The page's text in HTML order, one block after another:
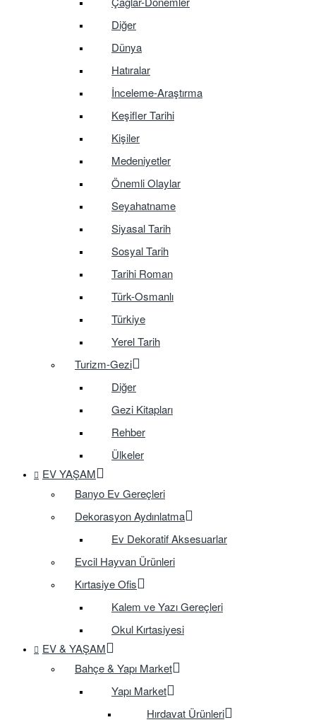
Diğer
Dünya
Hatıralar
İnceleme-Araştırma
Keşifler Tarihi
Kişiler
Medeniyetler
Önemli Olaylar
Seyahatname
Siyasal Tarih
Sosyal Tarih
Tarihi Roman
Türk-Osmanlı
Türkiye
Yerel Tarih
Turizm-Gezi
Diğer
Gezi Kitapları
Rehber
Ülkeler
EV YAŞAM
Banyo Ev Gereçleri
Dekorasyon Aydınlatma
Ev Dekoratif Aksesuarlar
Evcil Hayvan Ürünleri
Kırtasiye Ofis
Kalem ve Yazı Gereçleri
Okul Kırtasiyesi
EV & YAŞAM
Bahçe & Yapı Market
Yapı Market
Hırdavat Ürünleri